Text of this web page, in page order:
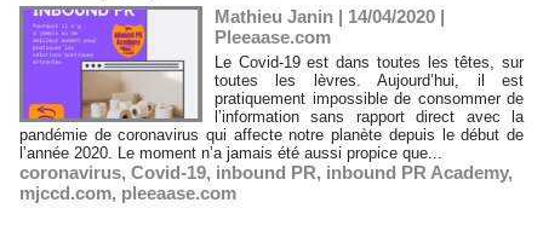
Mathieu Janin | 14/04/2020 |
Pleeaase.com
Le Covid-19 est dans toutes les têtes, sur
toutes les lèvres. Aujourd’hui, il est
pratiquement impossible de consommer de
l’information sans rapport direct avec la
pandémie de coronavirus qui affecte notre planète depuis le début de
l’année 2020. Le moment n’a jamais été aussi propice que...
coronavirus, Covid-19, inbound PR, inbound PR Academy,
mjccd.com, pleeaase.com